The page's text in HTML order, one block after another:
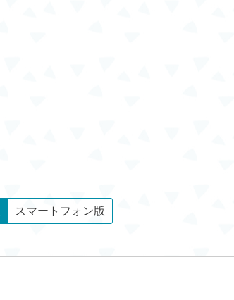
スマートフォン版